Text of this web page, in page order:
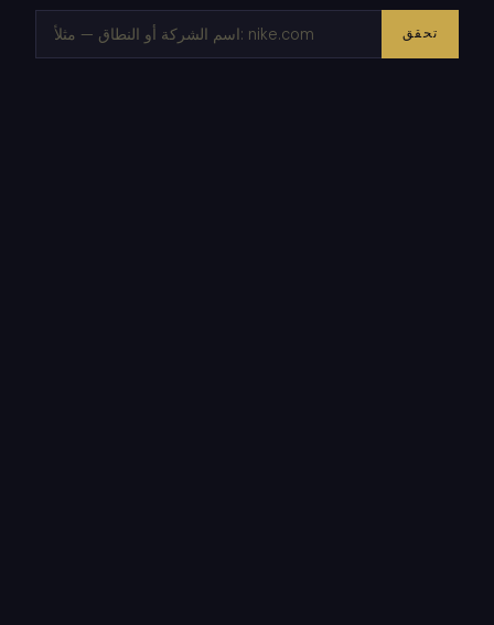
تحقق